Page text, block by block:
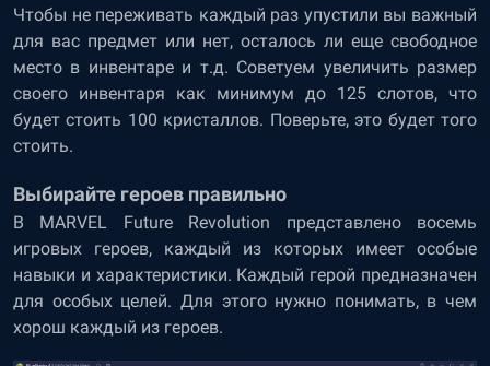
Чтобы не переживать каждый раз упустили вы важный
для вас предмет или нет, осталось ли еще свободное
место в инвентаре и т.д. Советуем увеличить размер
своего инвентаря как минимум до 125 слотов, что
будет стоить 100 кристаллов. Поверьте, это будет того
стоить.
Выбирайте героев правильно
В MARVEL Future Revolution представлено восемь
игровых героев, каждый из которых имеет особые
навыки и характеристики. Каждый герой предназначен
для особых целей. Для этого нужно понимать, в чем
хорош каждый из героев.